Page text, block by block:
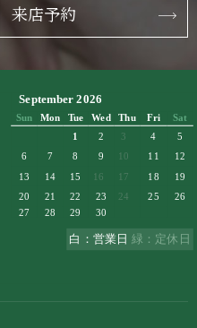
来店予約